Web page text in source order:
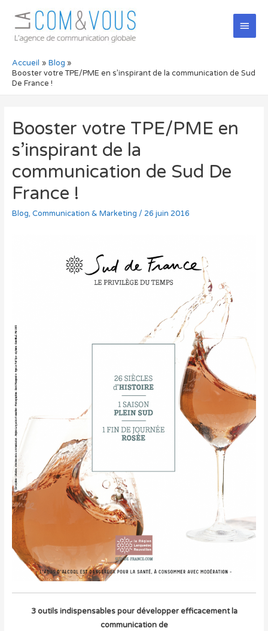
Accueil
Blog
Booster votre TPE/PME en s’inspirant de la communication de Sud
De France !
Booster votre TPE/PME en
s’inspirant de la
communication de Sud De
France !
Blog, Communication & Marketing / 26 juin 2016
3 outils indispensables pour développer efficacement la
communication de